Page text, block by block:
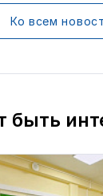
Ко всем
быть